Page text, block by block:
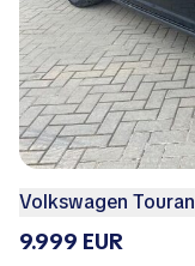
Volkswagen Touran
9.999 EUR